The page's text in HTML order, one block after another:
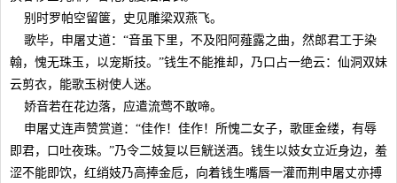
别时罗帕空留箧，史见雕梁双燕飞。
歌毕，申屠丈道：“音虽下里，不及阳阿薤露之曲，然郎君工于染
翰，愧无珠玉，以宠斯技。”钱生不能推却，乃口占一绝云：仙洞双妹
云剪衣，能歌玉树使人迷。
娇音若在花边落，应遣流莺不敢啼。
申屠丈连声赞赏道：“佳作！佳作！所愧二女子，歌匪金缕，有辱
即君，口吐夜珠。”乃令二妓复以巨觥送酒。钱生以妓女立近身边，羞
涩不能即饮，红绡妓乃高捧金卮，向着钱生嘴唇一灌而荆申屠丈亦搏